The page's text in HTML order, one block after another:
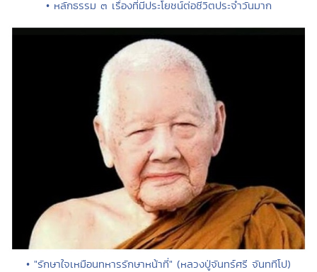
• หลักธรรม ๓ เรื่องที่มีประโยชน์ต่อชีวิตประจำวันมาก
• "รักษาใจเหมือนทหารรักษาหน้าที่" (หลวงปู่จันทร์ศรี จันททีโป)